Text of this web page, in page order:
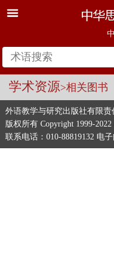
学术资源>相关图书
外语教学与研究出版社有限责
版权所有 Copyright 1999-2022
联系电话：010-88819132 电